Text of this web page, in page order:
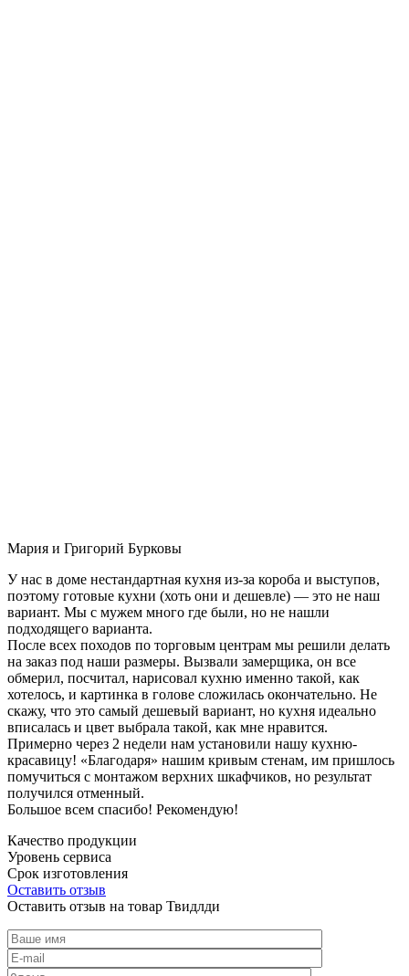
Мария и Григорий Бурковы
У нас в доме нестандартная кухня из-за короба и выступов,
поэтому готовые кухни (хоть они и дешевле) — это не наш
вариант. Мы с мужем много где были, но не нашли
подходящего варианта.
После всех походов по торговым центрам мы решили делать
на заказ под наши размеры. Вызвали замерщика, он все
обмерил, посчитал, нарисовал кухню именно такой, как
хотелось, и картинка в голове сложилась окончательно. Не
скажу, что это самый дешевый вариант, но кухня идеально
вписалась и цвет выбрала такой, как мне нравится.
Примерно через 2 недели нам установили нашу кухню-
красавицу! «Благодаря» нашим кривым стенам, им пришлось
помучиться с монтажом верхних шкафчиков, но результат
получился отменный.
Большое всем спасибо! Рекомендую!
Качество продукции
Уровень сервиса
Срок изготовления
Оставить отзыв
Оставить отзыв на товар Твидлди